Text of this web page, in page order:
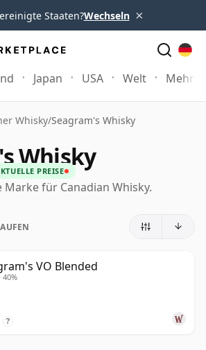
Staaten?Wechseln ×
Japan USA Welt Mehr
Whisky/Seagram's Whisky
Whisky
PREISE
Marke für Canadian Whisky.
VO Blended
40%
?